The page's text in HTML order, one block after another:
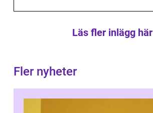
Läs fler inlägg här
Fler nyheter